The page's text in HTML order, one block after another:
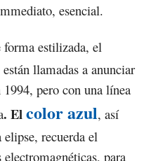
esencial.
forma estilizada, el
llamadas a anunciar
pero con una línea
. Elcolor azul, así
recuerda el
para